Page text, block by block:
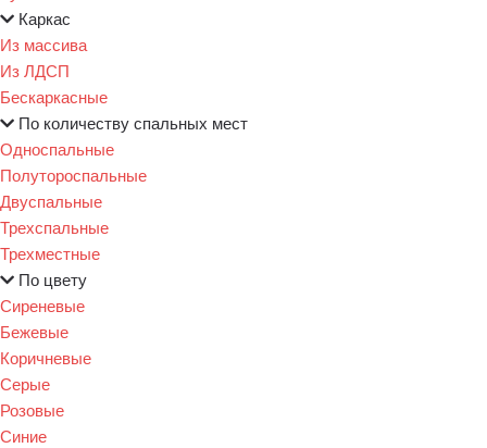
Каркас
Из массива
Из ЛДСП
Бескаркасные
По количеству спальных мест
Односпальные
Полутороспальные
Двуспальные
Трехспальные
Трехместные
По цвету
Сиреневые
Бежевые
Коричневые
Серые
Розовые
Синие